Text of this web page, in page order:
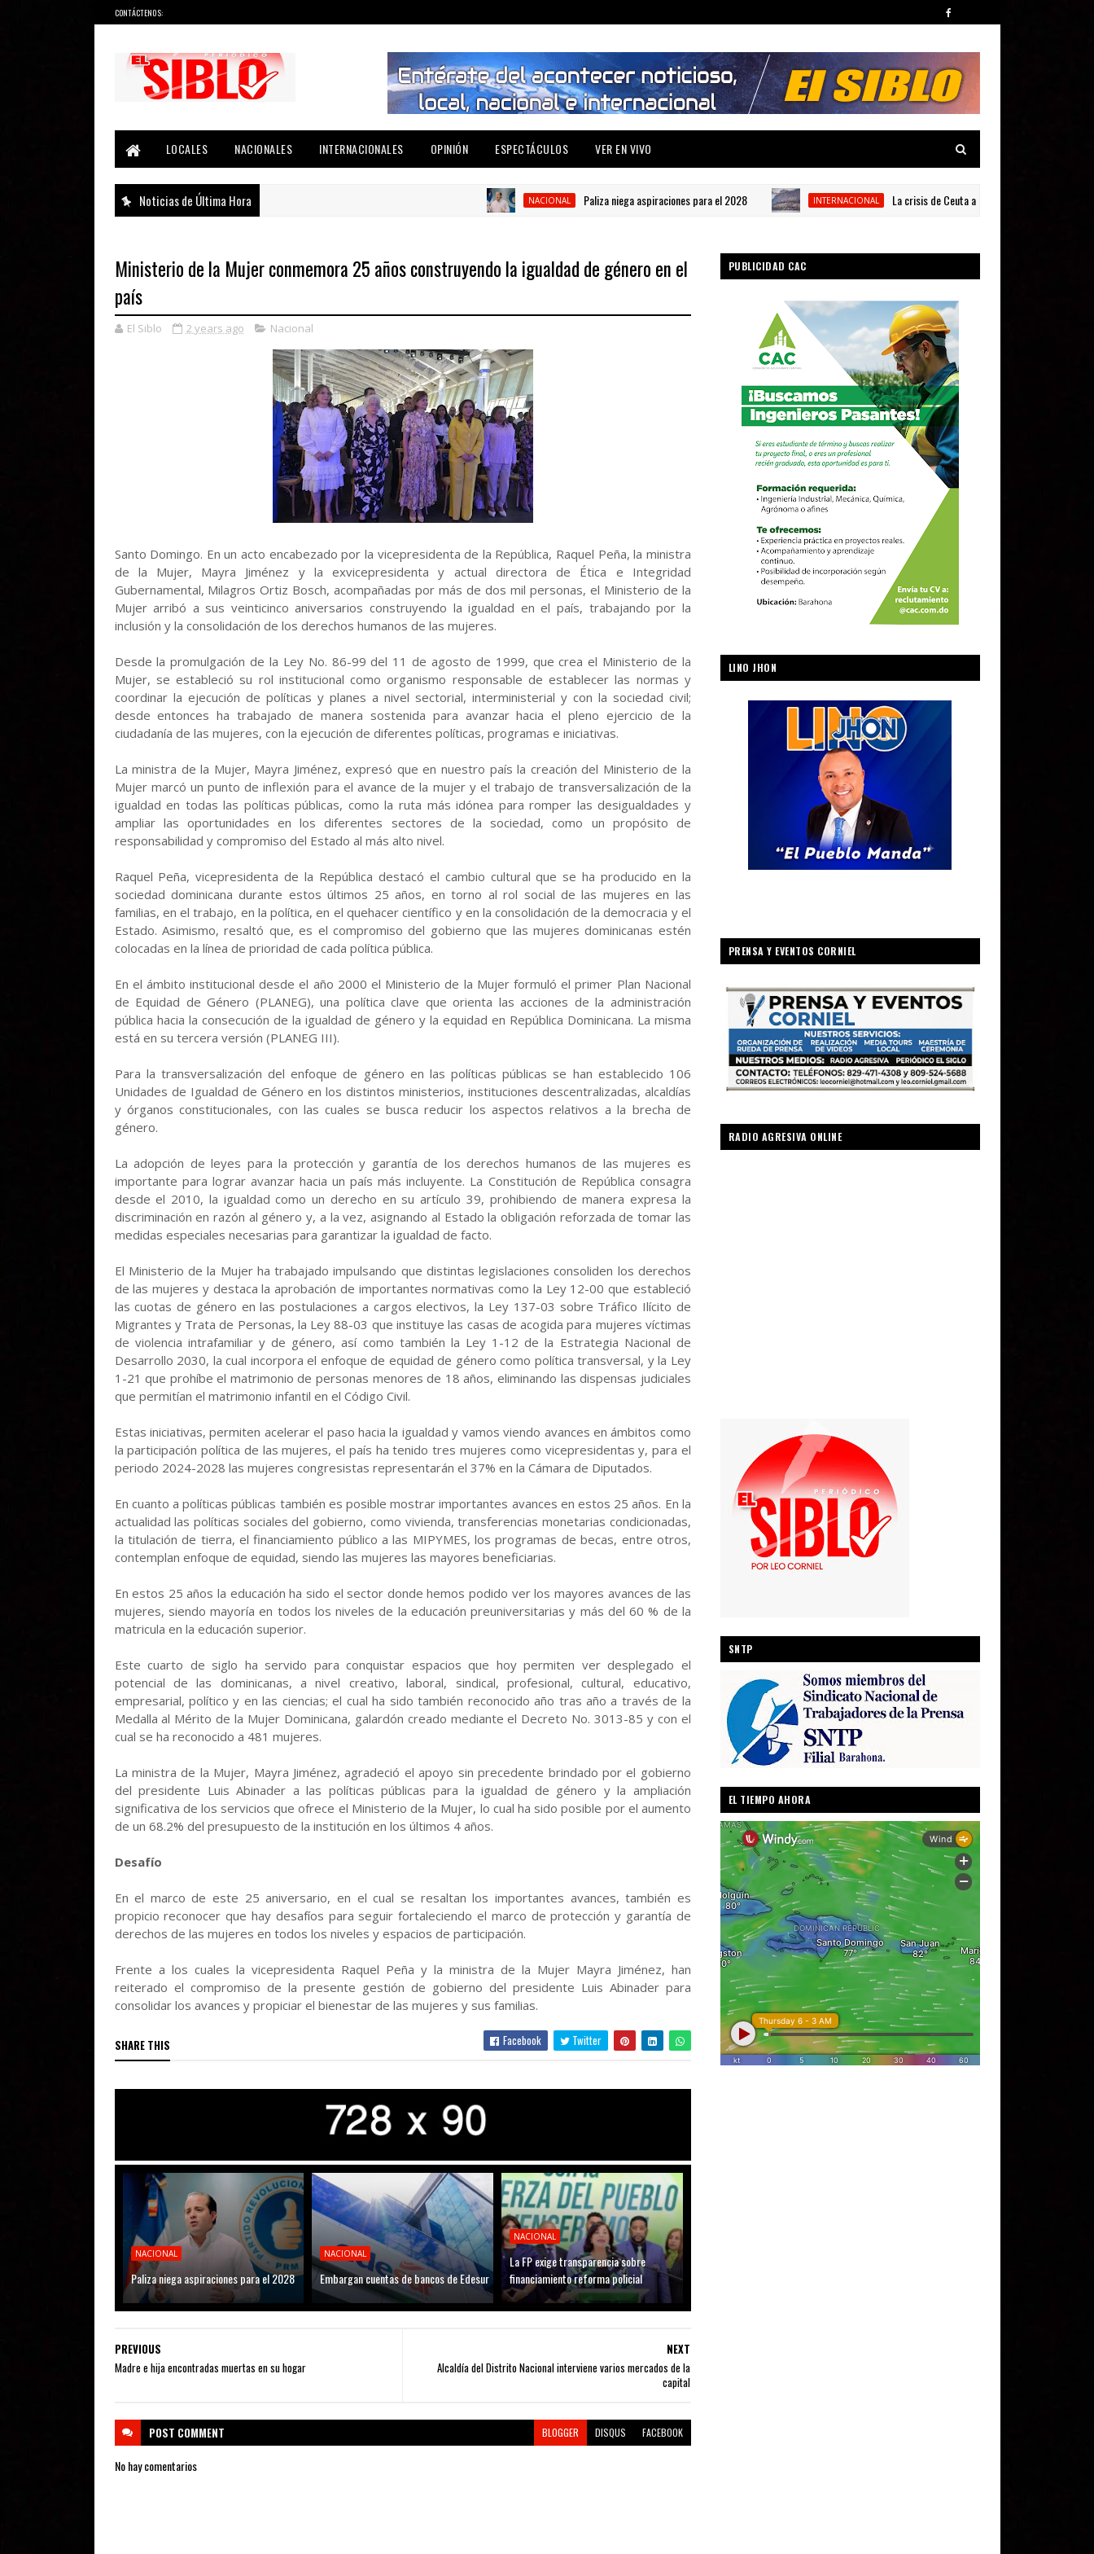
CONTÁCTENOS:
LOCALES
NACIONALES INTERNACIONALES OPINIÓN ESPECTÁCULOS VER EN VIVO
Noticias de Última Hora NACIONAL Paliza niega aspiraciones para el 2028 INTERNACIONAL La crisis de Ceuta alimenta una incómoda teoría
Ministerio de la Mujer conmemora 25 años construyendo la igualdad de género en el
país
El Siblo 2 years ago Nacional
Santo Domingo. En un acto encabezado por la vicepresidenta de la República, Raquel Peña, la ministra
de la Mujer, Mayra Jiménez y la exvicepresidenta y actual directora de Ética e Integridad
Gubernamental, Milagros Ortiz Bosch, acompañadas por más de dos mil personas, el Ministerio de la
Mujer arribó a sus veinticinco aniversarios construyendo la igualdad en el país, trabajando por la
inclusión y la consolidación de los derechos humanos de las mujeres.
Desde la promulgación de la Ley No. 86-99 del 11 de agosto de 1999, que crea el Ministerio de la
Mujer, se estableció su rol institucional como organismo responsable de establecer las normas y
coordinar la ejecución de políticas y planes a nivel sectorial, interministerial y con la sociedad civil;
desde entonces ha trabajado de manera sostenida para avanzar hacia el pleno ejercicio de la
ciudadanía de las mujeres, con la ejecución de diferentes políticas, programas e iniciativas.
La ministra de la Mujer, Mayra Jiménez, expresó que en nuestro país la creación del Ministerio de la
Mujer marcó un punto de inflexión para el avance de la mujer y el trabajo de transversalización de la
igualdad en todas las políticas públicas, como la ruta más idónea para romper las desigualdades y
ampliar las oportunidades en los diferentes sectores de la sociedad, como un propósito de
responsabilidad y compromiso del Estado al más alto nivel.
Raquel Peña, vicepresidenta de la República destacó el cambio cultural que se ha producido en la
sociedad dominicana durante estos últimos 25 años, en torno al rol social de las mujeres en las
familias, en el trabajo, en la política, en el quehacer científico y en la consolidación de la democracia y el
Estado. Asimismo, resaltó que, es el compromiso del gobierno que las mujeres dominicanas estén
colocadas en la línea de prioridad de cada política pública.
En el ámbito institucional desde el año 2000 el Ministerio de la Mujer formuló el primer Plan Nacional
de Equidad de Género (PLANEG), una política clave que orienta las acciones de la administración
pública hacia la consecución de la igualdad de género y la equidad en República Dominicana. La misma
está en su tercera versión (PLANEG III).
Para la transversalización del enfoque de género en las políticas públicas se han establecido 106
Unidades de Igualdad de Género en los distintos ministerios, instituciones descentralizadas, alcaldías
y órganos constitucionales, con las cuales se busca reducir los aspectos relativos a la brecha de
género.
La adopción de leyes para la protección y garantía de los derechos humanos de las mujeres es
importante para lograr avanzar hacia un país más incluyente. La Constitución de República consagra
desde el 2010, la igualdad como un derecho en su artículo 39, prohibiendo de manera expresa la
discriminación en razón al género y, a la vez, asignando al Estado la obligación reforzada de tomar las
medidas especiales necesarias para garantizar la igualdad de facto.
El Ministerio de la Mujer ha trabajado impulsando que distintas legislaciones consoliden los derechos
de las mujeres y destaca la aprobación de importantes normativas como la Ley 12-00 que estableció
las cuotas de género en las postulaciones a cargos electivos, la Ley 137-03 sobre Tráfico Ilícito de
Migrantes y Trata de Personas, la Ley 88-03 que instituye las casas de acogida para mujeres víctimas
de violencia intrafamiliar y de género, así como también la Ley 1-12 de la Estrategia Nacional de
Desarrollo 2030, la cual incorpora el enfoque de equidad de género como política transversal, y la Ley
1-21 que prohíbe el matrimonio de personas menores de 18 años, eliminando las dispensas judiciales
que permitían el matrimonio infantil en el Código Civil.
Estas iniciativas, permiten acelerar el paso hacia la igualdad y vamos viendo avances en ámbitos como
la participación política de las mujeres, el país ha tenido tres mujeres como vicepresidentas y, para el
periodo 2024-2028 las mujeres congresistas representarán el 37% en la Cámara de Diputados.
En cuanto a políticas públicas también es posible mostrar importantes avances en estos 25 años. En la
actualidad las políticas sociales del gobierno, como vivienda, transferencias monetarias condicionadas,
la titulación de tierra, el financiamiento público a las MIPYMES, los programas de becas, entre otros,
contemplan enfoque de equidad, siendo las mujeres las mayores beneficiarias.
En estos 25 años la educación ha sido el sector donde hemos podido ver los mayores avances de las
mujeres, siendo mayoría en todos los niveles de la educación preuniversitarias y más del 60 % de la
matricula en la educación superior.
Este cuarto de siglo ha servido para conquistar espacios que hoy permiten ver desplegado el
potencial de las dominicanas, a nivel creativo, laboral, sindical, profesional, cultural, educativo,
empresarial, político y en las ciencias; el cual ha sido también reconocido año tras año a través de la
Medalla al Mérito de la Mujer Dominicana, galardón creado mediante el Decreto No. 3013-85 y con el
cual se ha reconocido a 481 mujeres.
La ministra de la Mujer, Mayra Jiménez, agradeció el apoyo sin precedente brindado por el gobierno
del presidente Luis Abinader a las políticas públicas para la igualdad de género y la ampliación
significativa de los servicios que ofrece el Ministerio de la Mujer, lo cual ha sido posible por el aumento
de un 68.2% del presupuesto de la institución en los últimos 4 años.
Desafío
En el marco de este 25 aniversario, en el cual se resaltan los importantes avances, también es
propicio reconocer que hay desafíos para seguir fortaleciendo el marco de protección y garantía de
derechos de las mujeres en todos los niveles y espacios de participación.
Frente a los cuales la vicepresidenta Raquel Peña y la ministra de la Mujer Mayra Jiménez, han
reiterado el compromiso de la presente gestión de gobierno del presidente Luis Abinader para
consolidar los avances y propiciar el bienestar de las mujeres y sus familias.
SHARE THIS Facebook Twitter
NACIONAL
Paliza niega aspiraciones para el 2028
NACIONAL
Embargan cuentas de bancos de Edesur
NACIONAL
La FP exige transparencia sobre
financiamiento reforma policial
NEXT
Alcaldía del Distrito Nacional interviene varios mercados de la
capital
PREVIOUS
Madre e hija encontradas muertas en su hogar
POST COMMENT BLOGGER DISQUS FACEBOOK
No hay comentarios
PUBLICIDAD CAC
LINO JHON
PRENSA Y EVENTOS CORNIEL
RADIO AGRESIVA ONLINE
SNTP
EL TIEMPO AHORA